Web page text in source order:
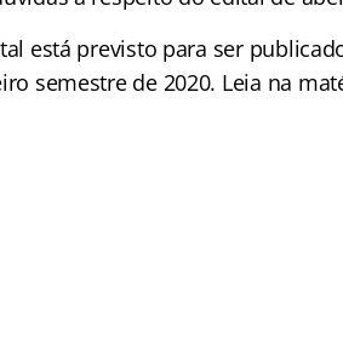
está previsto para ser
semestre de 2020. Leia na